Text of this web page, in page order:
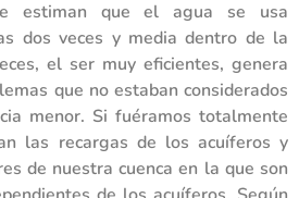
estiman que el agua se usa
dos veces y media dentro de la
el ser muy eficientes, genera
que no estaban considerados
menor. Si fuéramos totalmente
las recargas de los acuíferos y
de nuestra cuenca en la que son